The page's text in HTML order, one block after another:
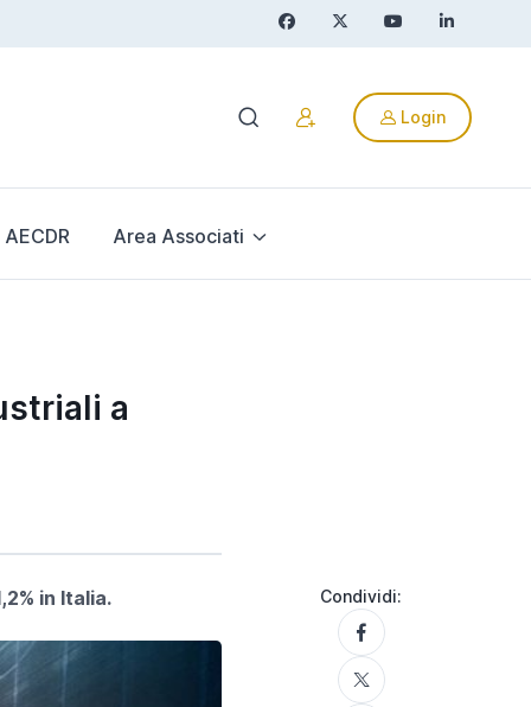
Login
AECDR Area Associati
a
in Italia. Condividi: